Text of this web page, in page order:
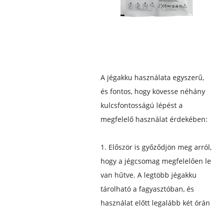
A jégakku használata egyszerű,
és fontos, hogy kövesse néhány
kulcsfontosságú lépést a
megfelelő használat érdekében:
1. Először is győződjön meg arról,
hogy a jégcsomag megfelelően le
van hűtve. A legtöbb jégakku
tárolható a fagyasztóban, és
használat előtt legalább két órán